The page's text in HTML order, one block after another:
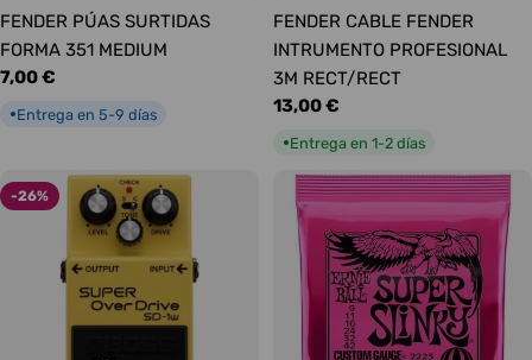
FENDER PÚAS SURTIDAS
FORMA 351 MEDIUM
Precio
7,00 €
●Entrega en 5-9 días
FENDER CABLE FENDER
INTRUMENTO PROFESIONAL
3M RECT/RECT
Precio
13,00 €
●Entrega en 1-2 días
-26%